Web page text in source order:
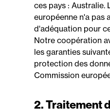
ces pays : Australie.
européenne n'a pas
d'adéquation pour
Notre coopération
les garanties
protection des
Commission
2. Traitement